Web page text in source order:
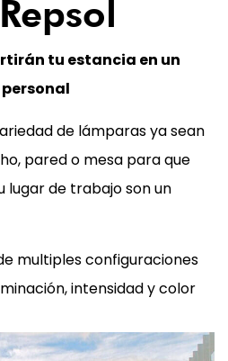
tu estancia en un
de lámparas ya sean
pared o mesa para que
de trabajo son un
multiples configuraciones
intensidad y color